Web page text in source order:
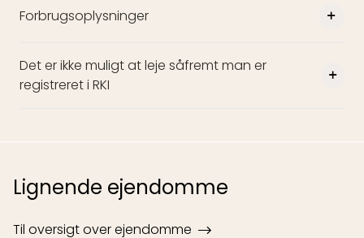
Forbrugsoplysninger
Det er ikke muligt at leje såfremt man er
registreret i RKI
Lignende ejendomme
Til oversigt over ejendomme